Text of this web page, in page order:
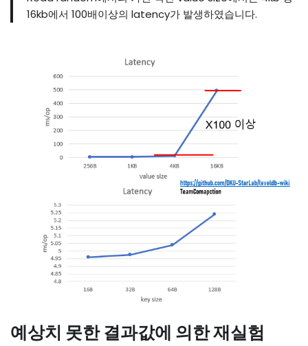
16kb에서 100배이상의 latency가 발생하였습니다.
예상치 못한 결과값에 의한 재실험